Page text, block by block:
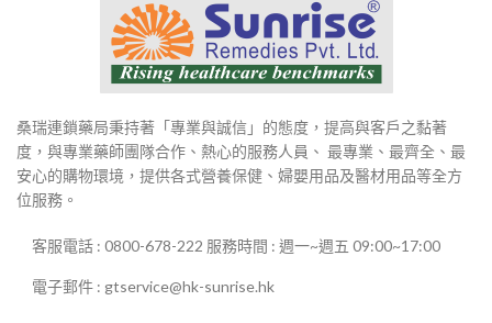
桑瑞連鎖藥局秉持著「專業與誠信」的態度，提高與客戶之黏著
度，與專業藥師團隊合作、熱心的服務人員、 最專業、最齊全、最
安心的購物環境，提供各式營養保健、婦嬰用品及醫材用品等全方
位服務。
客服電話 : 0800-678-222 服務時間 : 週一~週五 09:00~17:00
電子郵件 : gtservice@hk-sunrise.hk